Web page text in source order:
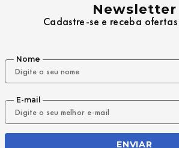
Newsletter
Cadastre-se e receba
Nome
E-mail
ENVIAR